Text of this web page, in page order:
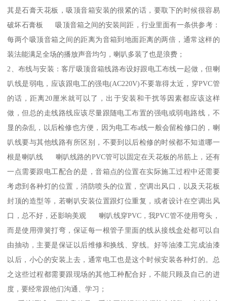
其是石膏天花板，吸顶音箱安装的很紧的话，要取下的时候很容易
破坏石膏板 吸顶音箱之间的安装间距，行业里面有一条供参考：
每两个吸顶音箱之间的距离为音箱到地面距离的两倍，通常这样的
装法能满足全场的播放声音均匀，喇叭多装了也是浪费；
2、布线与安装：客厅吸顶音箱线路布设好跟电工布线一起做，但喇
叭线是弱电，应该跟电工的强电(AC220V)不要靠得太近，穿PVC管
的话，距离20厘米就可以了，出于安装和干扰等因素都应该这样
做，但总的走线路线应该尽量跟随电工布置的强电或弱电路线，不
显的杂乱，以后检修也方便，因为电工布a线一般会留检修口的，喇
叭线要与其他线路有所区别，不要到以后检修的时候都不知道哪一
根是喇叭线 喇叭线路的PVC管可以固定在天花板的吊筋上，还有
一点需要跟电工配合的是，音箱点的位置在实际施工过程中还需要
考虑到各种灯的位置，消防喷头的位置，空调出风口，以及天花板
封顶的造型等，若喇叭安装位置跟灯位重复，或者设计在空调出风
口，总不好，还影响美观 喇叭线穿PVC，我PVC管不使用弯头，
而是使用弹簧打弯，保证每一根管子里面的线从接线盒处都可以自
由抽动，主要是保证以后维修和换线、穿线。好等油漆工完成油漆
以后，小心的安装上去，通常电工也是这个时候安装各种灯的。总
之这些过程都需要跟现场的其他工种配合好，不能只顾及自己的进
度，要经常跟他们沟通、学习；